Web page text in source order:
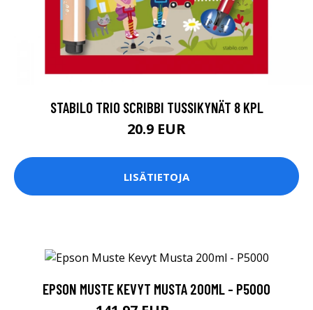
STABILO TRIO SCRIBBI TUSSIKYNÄT 8 KPL
20.9 EUR
LISÄTIETOJA
EPSON MUSTE KEVYT MUSTA 200ML - P5000